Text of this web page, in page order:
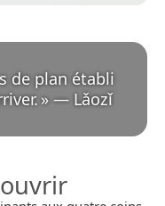
de plan établi
» — Lǎozǐ